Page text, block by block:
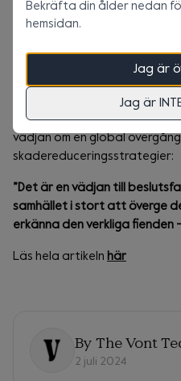
Bekräfta din ålder nedan
hemsidan.
Jag är
Jag är
Totalt 0 kr
skadereduceringsstrategier
hälsorisker och hur
att vi kan omfamna dess
totalförbjuda substansen,
berättar författaren om hur
omvärlden att ompröva
vädjan om en global övergång
skadereduceringsstrategier:
”Det är en vädjan till
samhället i stort att överge
erkänna den verkliga fienden
Läs hela artikeln här
By The Vont
2 juli 2024